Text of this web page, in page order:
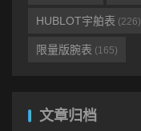
HUBLOT宇舶表 (226)
限量版腕表 (165)
文章归档